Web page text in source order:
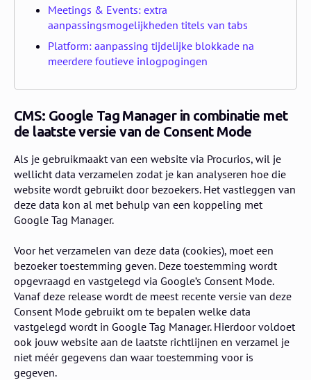
Meetings & Events: extra
aanpassingsmogelijkheden titels van tabs
Platform: aanpassing tijdelijke blokkade na
meerdere foutieve inlogpogingen
CMS: Google Tag Manager in combinatie met
de laatste versie van de Consent Mode
Als je gebruikmaakt van een website via Procurios, wil je
wellicht data verzamelen zodat je kan analyseren hoe die
website wordt gebruikt door bezoekers. Het vastleggen van
deze data kon al met behulp van een koppeling met
Google Tag Manager.
Voor het verzamelen van deze data (cookies), moet een
bezoeker toestemming geven. Deze toestemming wordt
opgevraagd en vastgelegd via Google’s Consent Mode.
Vanaf deze release wordt de meest recente versie van deze
Consent Mode gebruikt om te bepalen welke data
vastgelegd wordt in Google Tag Manager. Hierdoor voldoet
ook jouw website aan de laatste richtlijnen en verzamel je
niet méér gegevens dan waar toestemming voor is
gegeven.